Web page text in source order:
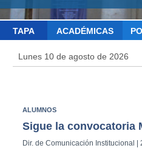
TAPA ACADÉMICAS
Lunes 10 de agosto de 2026
ALUMNOS
Sigue la convocatoria
Dir. de Comunicación Institucional |